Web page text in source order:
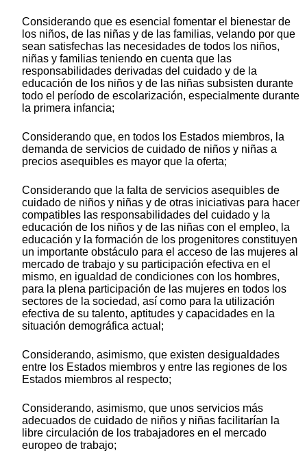
Considerando que es esencial fomentar el bienestar de
los niños, de las niñas y de las familias, velando por que
sean satisfechas las necesidades de todos los niños,
niñas y familias teniendo en cuenta que las
responsabilidades derivadas del cuidado y de la
educación de los niños y de las niñas subsisten durante
todo el período de escolarización, especialmente durante
la primera infancia;
Considerando que, en todos los Estados miembros, la
demanda de servicios de cuidado de niños y niñas a
precios asequibles es mayor que la oferta;
Considerando que la falta de servicios asequibles de
cuidado de niños y niñas y de otras iniciativas para hacer
compatibles las responsabilidades del cuidado y la
educación de los niños y de las niñas con el empleo, la
educación y la formación de los progenitores constituyen
un importante obstáculo para el acceso de las mujeres al
mercado de trabajo y su participación efectiva en el
mismo, en igualdad de condiciones con los hombres,
para la plena participación de las mujeres en todos los
sectores de la sociedad, así como para la utilización
efectiva de su talento, aptitudes y capacidades en la
situación demográfica actual;
Considerando, asimismo, que existen desigualdades
entre los Estados miembros y entre las regiones de los
Estados miembros al respecto;
Considerando, asimismo, que unos servicios más
adecuados de cuidado de niños y niñas facilitarían la
libre circulación de los trabajadores en el mercado
europeo de trabajo;